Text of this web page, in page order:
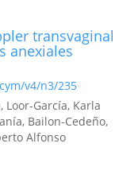
transvaginal
anexiales
v4/n3/235
Loor-García, Karla
Bailon-Cedeño,
Alfonso